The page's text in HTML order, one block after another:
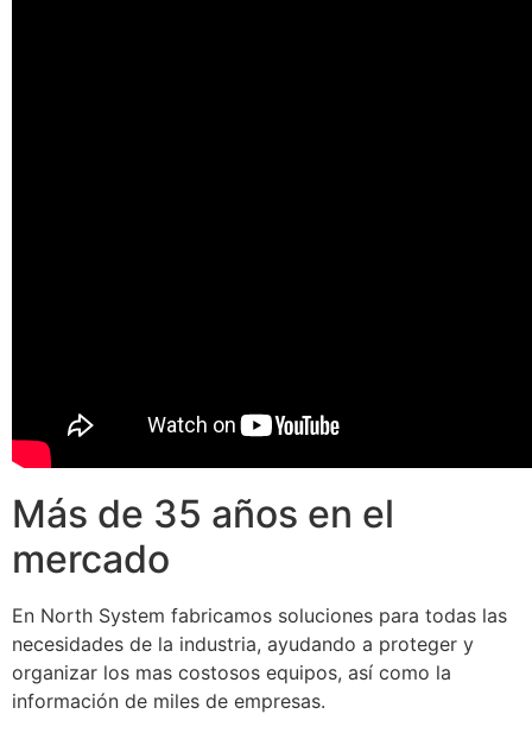
Más de 35 años en el
mercado
En North System fabricamos soluciones para todas las
necesidades de la industria, ayudando a proteger y
organizar los mas costosos equipos, así como la
información de miles de empresas.